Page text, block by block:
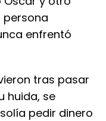
persona
enfrentó
tras pasar
huida, se
pedir dinero